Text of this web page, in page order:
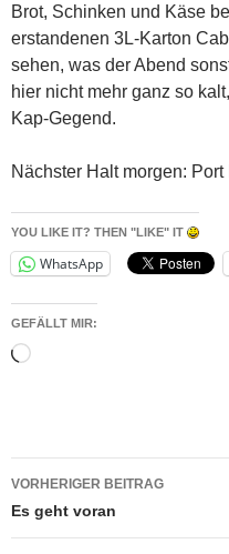
Brot, Schinken und Käse
erstandenen 3L-Karton
sehen, was der Abend
hier nicht mehr ganz so
Kap-Gegend.
Nächster Halt morgen: Port
YOU LIKE IT? THEN "LIKE" IT
WhatsApp
GEFÄLLT MIR:
Wird
VORHERIGER BEITRAG
Es geht voran